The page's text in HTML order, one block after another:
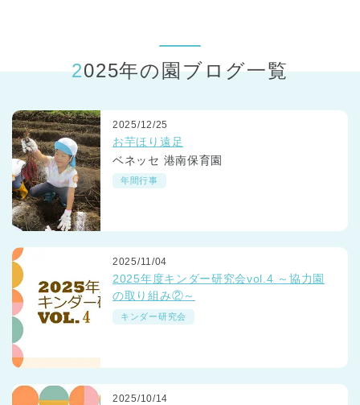
2025年の園ブログ一覧
2025/12/25
お芋ほり遠足
ベネッセ 港南保育園
年間行事
2025/11/04
2025年度キンダー研究会vol.4 ～協力園
の取り組み②～
キンダー研究会
2025/10/14